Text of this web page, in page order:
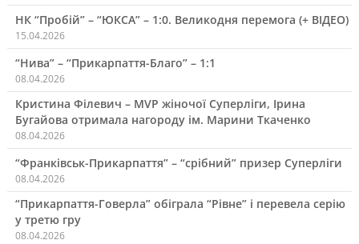
НК “Пробій” – “ЮКСА” – 1:0. Великодня перемога (+ ВІДЕО)
15.04.2026
“Нива” – “Прикарпаття-Благо” – 1:1
08.04.2026
Кристина Філевич – MVP жіночої Суперліги, Ірина
Бугайова отримала нагороду ім. Марини Ткаченко
08.04.2026
“Франківськ-Прикарпаття” – “срібний” призер Суперліги
08.04.2026
“Прикарпаття-Говерла” обіграла “Рівне” і перевела серію
у третю гру
08.04.2026